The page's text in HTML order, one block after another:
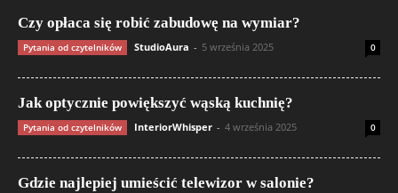
Czy opłaca się robić zabudowę na wymiar?
Pytania od czytelników StudioAura - 5 września 2025 0
Jak optycznie powiększyć wąską kuchnię?
Pytania od czytelników InteriorWhisper - 4 września 2025 0
Gdzie najlepiej umieścić telewizor w salonie?